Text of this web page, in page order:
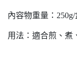
內容物重量：250g/
用法： 適合煎、煮